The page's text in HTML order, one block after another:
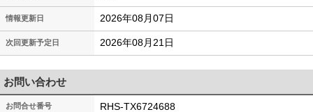
情報更新日 2026年08月07日
次回更新予定日 2026年08月21日
お問い合わせ
お問合せ番号 RHS-TX6724688